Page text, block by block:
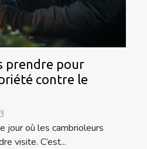
prendre pour
contre le
jour où les cambrioleurs
visite. C’est...